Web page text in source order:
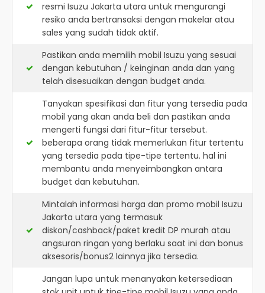
resmi Isuzu Jakarta utara untuk mengurangi
resiko anda bertransaksi dengan makelar atau
sales yang sudah tidak aktif.
Pastikan anda memilih mobil Isuzu yang sesuai
dengan kebutuhan / keinginan anda dan yang
telah disesuaikan dengan budget anda.
Tanyakan spesifikasi dan fitur yang tersedia pada
mobil yang akan anda beli dan pastikan anda
mengerti fungsi dari fitur-fitur tersebut.
beberapa orang tidak memerlukan fitur tertentu
yang tersedia pada tipe-tipe tertentu. hal ini
membantu anda menyeimbangkan antara
budget dan kebutuhan.
Mintalah informasi harga dan promo mobil Isuzu
Jakarta utara yang termasuk
diskon/cashback/paket kredit DP murah atau
angsuran ringan yang berlaku saat ini dan bonus
aksesoris/bonus2 lainnya jika tersedia.
Jangan lupa untuk menanyakan ketersediaan